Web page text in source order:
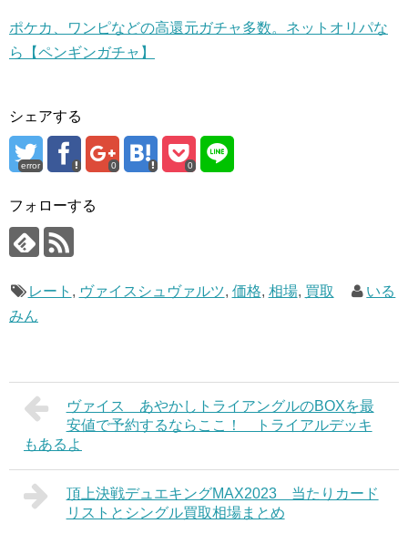
ポケカ、ワンピなどの高還元ガチャ多数。ネットオリパな
ら【ペンギンガチャ】
シェアする
error 0 0
フォローする
レート , ヴァイスシュヴァルツ, 価格, 相場, 買取
いる
みん
ヴァイス あやかしトライアングルのBOXを最
安値で予約するならここ！ トライアルデッキ
もあるよ
頂上決戦デュエキングMAX2023 当たりカード
リストとシングル買取相場まとめ